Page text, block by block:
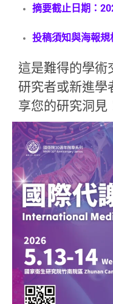
摘要截止日期：
投稿須知與海報規
這是難得的學術
研究者或新進學
享您的研究洞見